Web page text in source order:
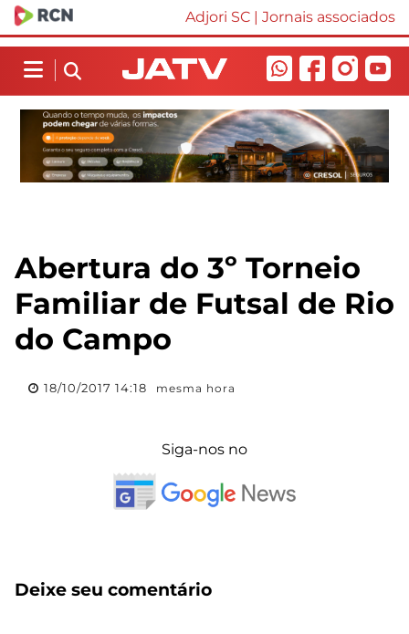
Adjori SC | Jornais associados
Abertura do 3º Torneio
Familiar de Futsal de Rio
do Campo
18/10/2017 14:18 mesma hora
Siga-nos no
Deixe seu comentário